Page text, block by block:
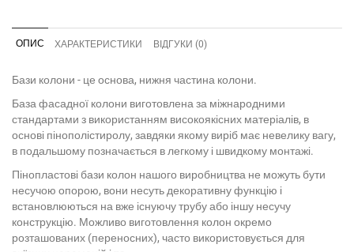
ОПИС ХАРАКТЕРИСТИКИ ВІДГУКИ (0)
Бази колони - це основа, нижня частина колони.
База фасадної колони виготовлена ​​за міжнародними
стандартами з використанням високоякісних матеріалів, в
основі пінополістиролу, завдяки якому виріб має невелику вагу,
в подальшому позначається в легкому і швидкому монтажі.
Пінопластові бази колон нашого виробництва не можуть бути
несучою опорою, вони несуть декоративну функцію і
встановлюються на вже існуючу трубу або іншу несучу
конструкцію. Можливо виготовлення колон окремо
розташованих (переносних), часто використовується для